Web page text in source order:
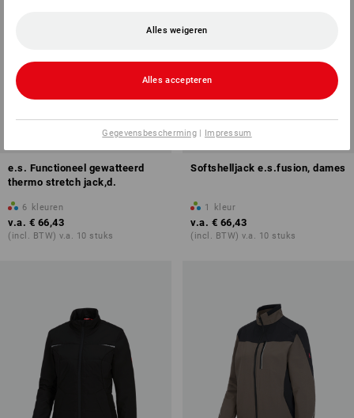
e.s. Functioneel gewatteerd
thermo stretch jack,d.
6 kleuren
v.a. € 66,43
(incl. BTW) v.a. 10 stuks
Softshelljack e.s.fusion, dames
1 kleur
v.a. € 66,43
(incl. BTW) v.a. 10 stuks
Alles weigeren
Alles accepteren
Gegevensbescherming | Impressum